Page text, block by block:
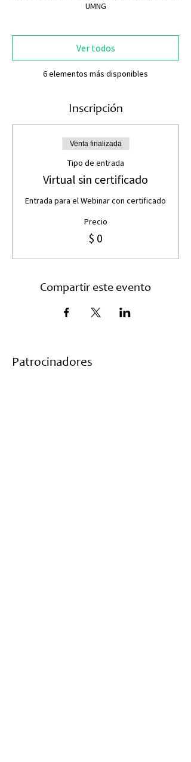
UMNG
6 elementos más disponibles
Ver todos
Inscripción
Venta finalizada
Tipo de entrada
Virtual sin certificado
Entrada para el Webinar con certificado
Precio
$ 0
Compartir este evento
Patrocinadores